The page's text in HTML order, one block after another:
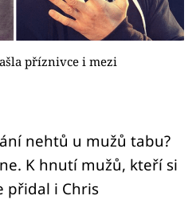
příznivce i mezi
nehtů u mužů tabu?
K hnutí mužů, kteří si
přidal i Chris